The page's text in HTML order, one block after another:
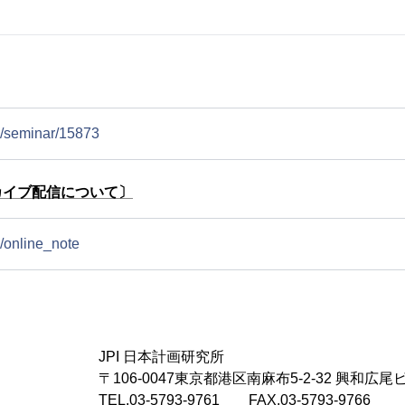
15873
ブ配信について〕
online_note
JPI 日本計画研究所
〒106-0047東京都港区南麻布5-2-32 興和広尾
TEL.03-5793-9761 FAX.03-5793-9766